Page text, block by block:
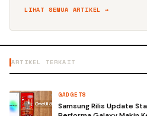
LIHAT SEMUA ARTIKEL →
ARTIKEL TERKAIT
GADGETS
Samsung Rilis Update